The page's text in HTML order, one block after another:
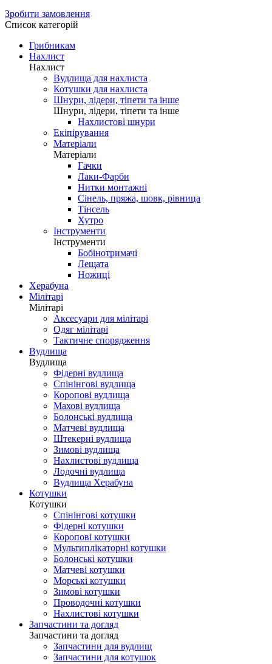
Зробити замовлення
Список категорій
Грибникам
Нахлист
Нахлист
Вудлища для нахлиста
Котушки для нахлиста
Шнури, лідери, тіпети та інше
Шнури, лідери, тіпети та інше
Нахлистові шнури
Екіпірування
Матеріали
Матеріали
Гачки
Лаки-Фарби
Нитки монтажні
Сінель, пряжа, шовк, рівница
Тінсель
Хутро
Інструменти
Інструменти
Бобінотримачі
Лещата
Ножиці
Херабуна
Мілітарі
Мілітарі
Аксесуари для мілітарі
Одяг мілітарі
Тактичне спорядження
Вудлища
Вудлища
Фідерні вудлища
Спінінгові вудлища
Коропові вудлища
Махові вудлища
Болонські вудлища
Матчеві вудлища
Штекерні вудлища
Зимові вудлища
Нахлистові вудлища
Лодочні вудлища
Вудлища Херабуна
Котушки
Котушки
Спінінгові котушки
Фідерні котушки
Коропові котушки
Мультиплікаторні котушки
Болонські котушки
Матчеві котушки
Морські котушки
Зимові котушки
Проводочні котушки
Нахлистові котушки
Запчастини та догляд
Запчастини та догляд
Запчастини для вудлищ
Запчастини для котушок